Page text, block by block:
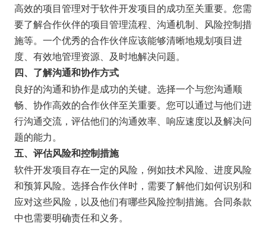
高效的项目管理对于软件开发项目的成功至关重要。您需
要了解合作伙伴的项目管理流程、沟通机制、风险控制措
施等。一个优秀的合作伙伴应该能够清晰地规划项目进
度、有效地管理资源、及时地解决问题。
四、了解沟通和协作方式
良好的沟通和协作是成功的关键。选择一个与您沟通顺
畅、协作高效的合作伙伴至关重要。您可以通过与他们进
行沟通交流，评估他们的沟通效率、响应速度以及解决问
题的能力。
五、评估风险和控制措施
软件开发项目存在一定的风险，例如技术风险、进度风险
和预算风险。选择合作伙伴时，需要了解他们如何识别和
应对这些风险，以及他们有哪些风险控制措施。合同条款
中也需要明确责任和义务。